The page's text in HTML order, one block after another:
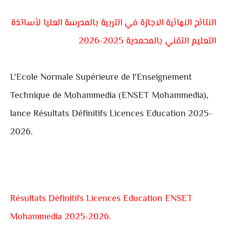
النتائج النهائية الاجازة في التربية بالمدرسة العليا لأساتذة
التعليم التقني بالمحمدية 2025-2026
L'Ecole Normale Supérieure de l'Enseignement
Technique de Mohammedia (ENSET Mohammedia),
lance Résultats Définitifs Licences Education 2025-
2026.
Résultats Définitifs Licences Education ENSET
Mohammedia 2025-2026.